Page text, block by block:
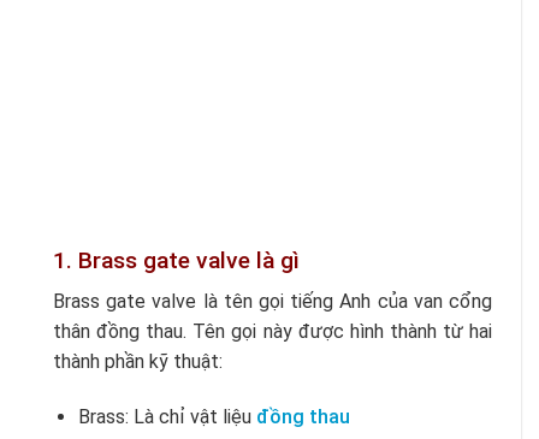
1. Brass gate valve là gì
Brass gate valve là tên gọi tiếng Anh của van cổng
thân đồng thau. Tên gọi này được hình thành từ hai
thành phần kỹ thuật:
Brass: Là chỉ vật liệu đồng thau